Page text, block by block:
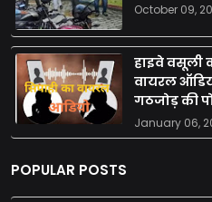
October 09,
हाइवे वसूली
वायरल
गठजोड़ की
January 06,
POPULAR POSTS